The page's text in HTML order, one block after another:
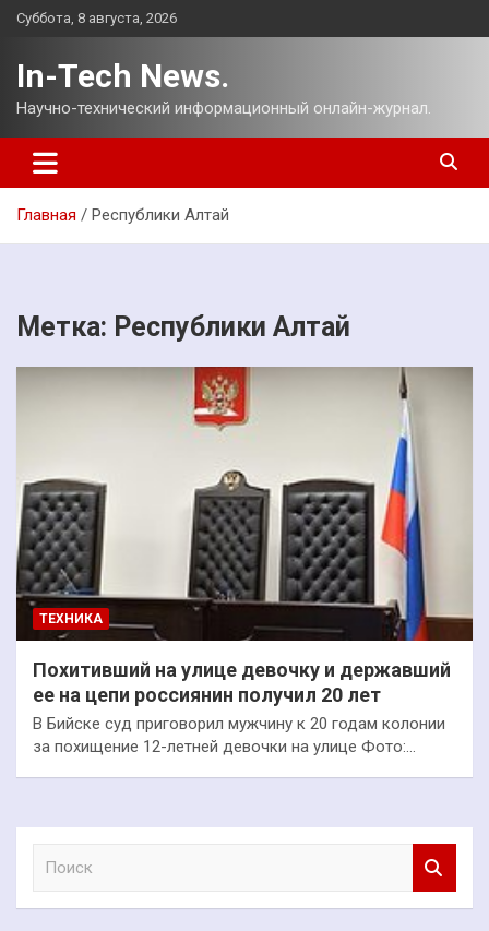
Перейти
Суббота, 8 августа, 2026
In-Tech News.
Научно-технический информационный онлайн-журнал.
Главная Республики Алтай
Метка: Республики Алтай
ТЕХНИКА
Похитивший на улице девочку и державший
ее на цепи россиянин получил 20 лет
В Бийске суд приговорил мужчину к 20 годам колонии
за похищение 12-летней девочки на улице Фото:…